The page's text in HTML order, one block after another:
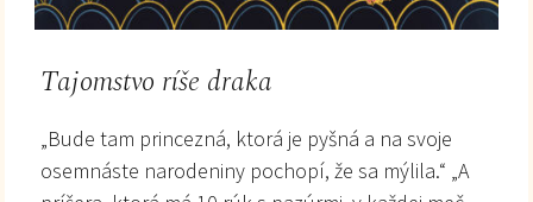
Tajomstvo ríše draka
„Bude tam princezná, ktorá je pyšná a na svoje
osemnáste narodeniny pochopí, že sa mýlila.“ „A